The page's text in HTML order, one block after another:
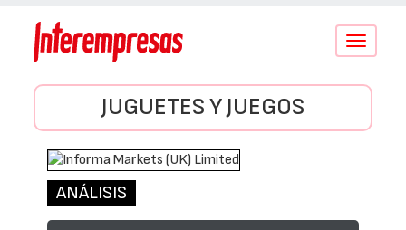
Conmutar
JUGUETES Y JUEGOS
ANÁLISIS